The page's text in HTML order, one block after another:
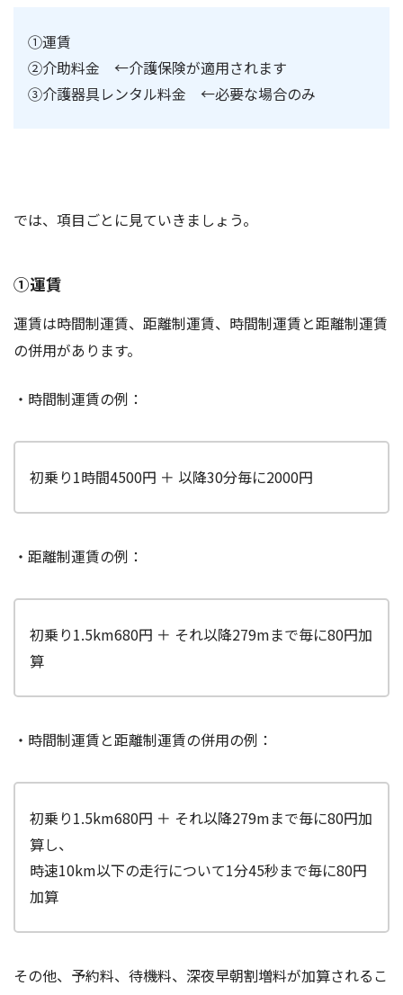
①運賃
②介助料金 ←介護保険が適用されます
③介護器具レンタル料金 ←必要な場合のみ
では、項目ごとに見ていきましょう。
①運賃
運賃は時間制運賃、距離制運賃、時間制運賃と距離制運賃
の併用があります。
・時間制運賃の例：
初乗り1時間4500円 ＋ 以降30分毎に2000円
・距離制運賃の例：
初乗り1.5km680円 ＋ それ以降279mまで毎に80円加
算
・時間制運賃と距離制運賃の併用の例：
初乗り1.5km680円 ＋ それ以降279mまで毎に80円加
算し、
時速10km以下の走行について1分45秒まで毎に80円
加算
その他、予約料、待機料、深夜早朝割増料が加算されるこ